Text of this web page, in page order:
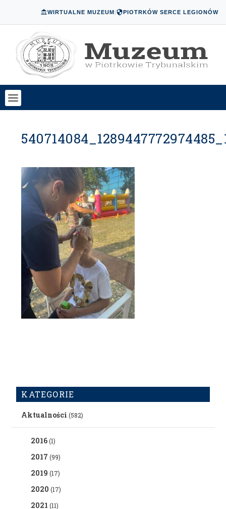
WIRTUALNE MUZEUM| PIOTRKÓW SERCE LEGIONÓW
KATEGORIE
Aktualności (582)
2016(1)
2017 (99)
2019 (17)
2020 (17)
2021 (11)